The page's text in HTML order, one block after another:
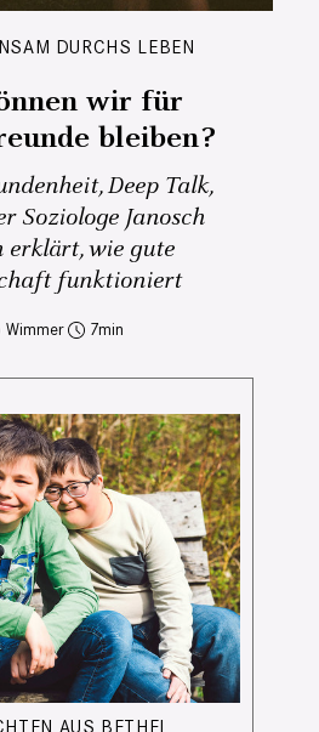
DURCHS LEBEN
wir für
bleiben?
Deep Talk,
Soziologe Janosch
erklärt, wie gute
funktioniert
Wimmer 7
AUS BETHEL